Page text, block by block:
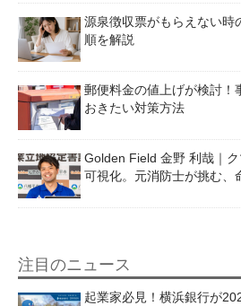
源泉徴収票がもらえない時
順を解説
郵便料金の値上げが検討！
おきたい対策方法
Golden Field 金野 利哉｜
可視化。元消防士が挑む、
注目のニュース
起業家必見！横浜銀行が